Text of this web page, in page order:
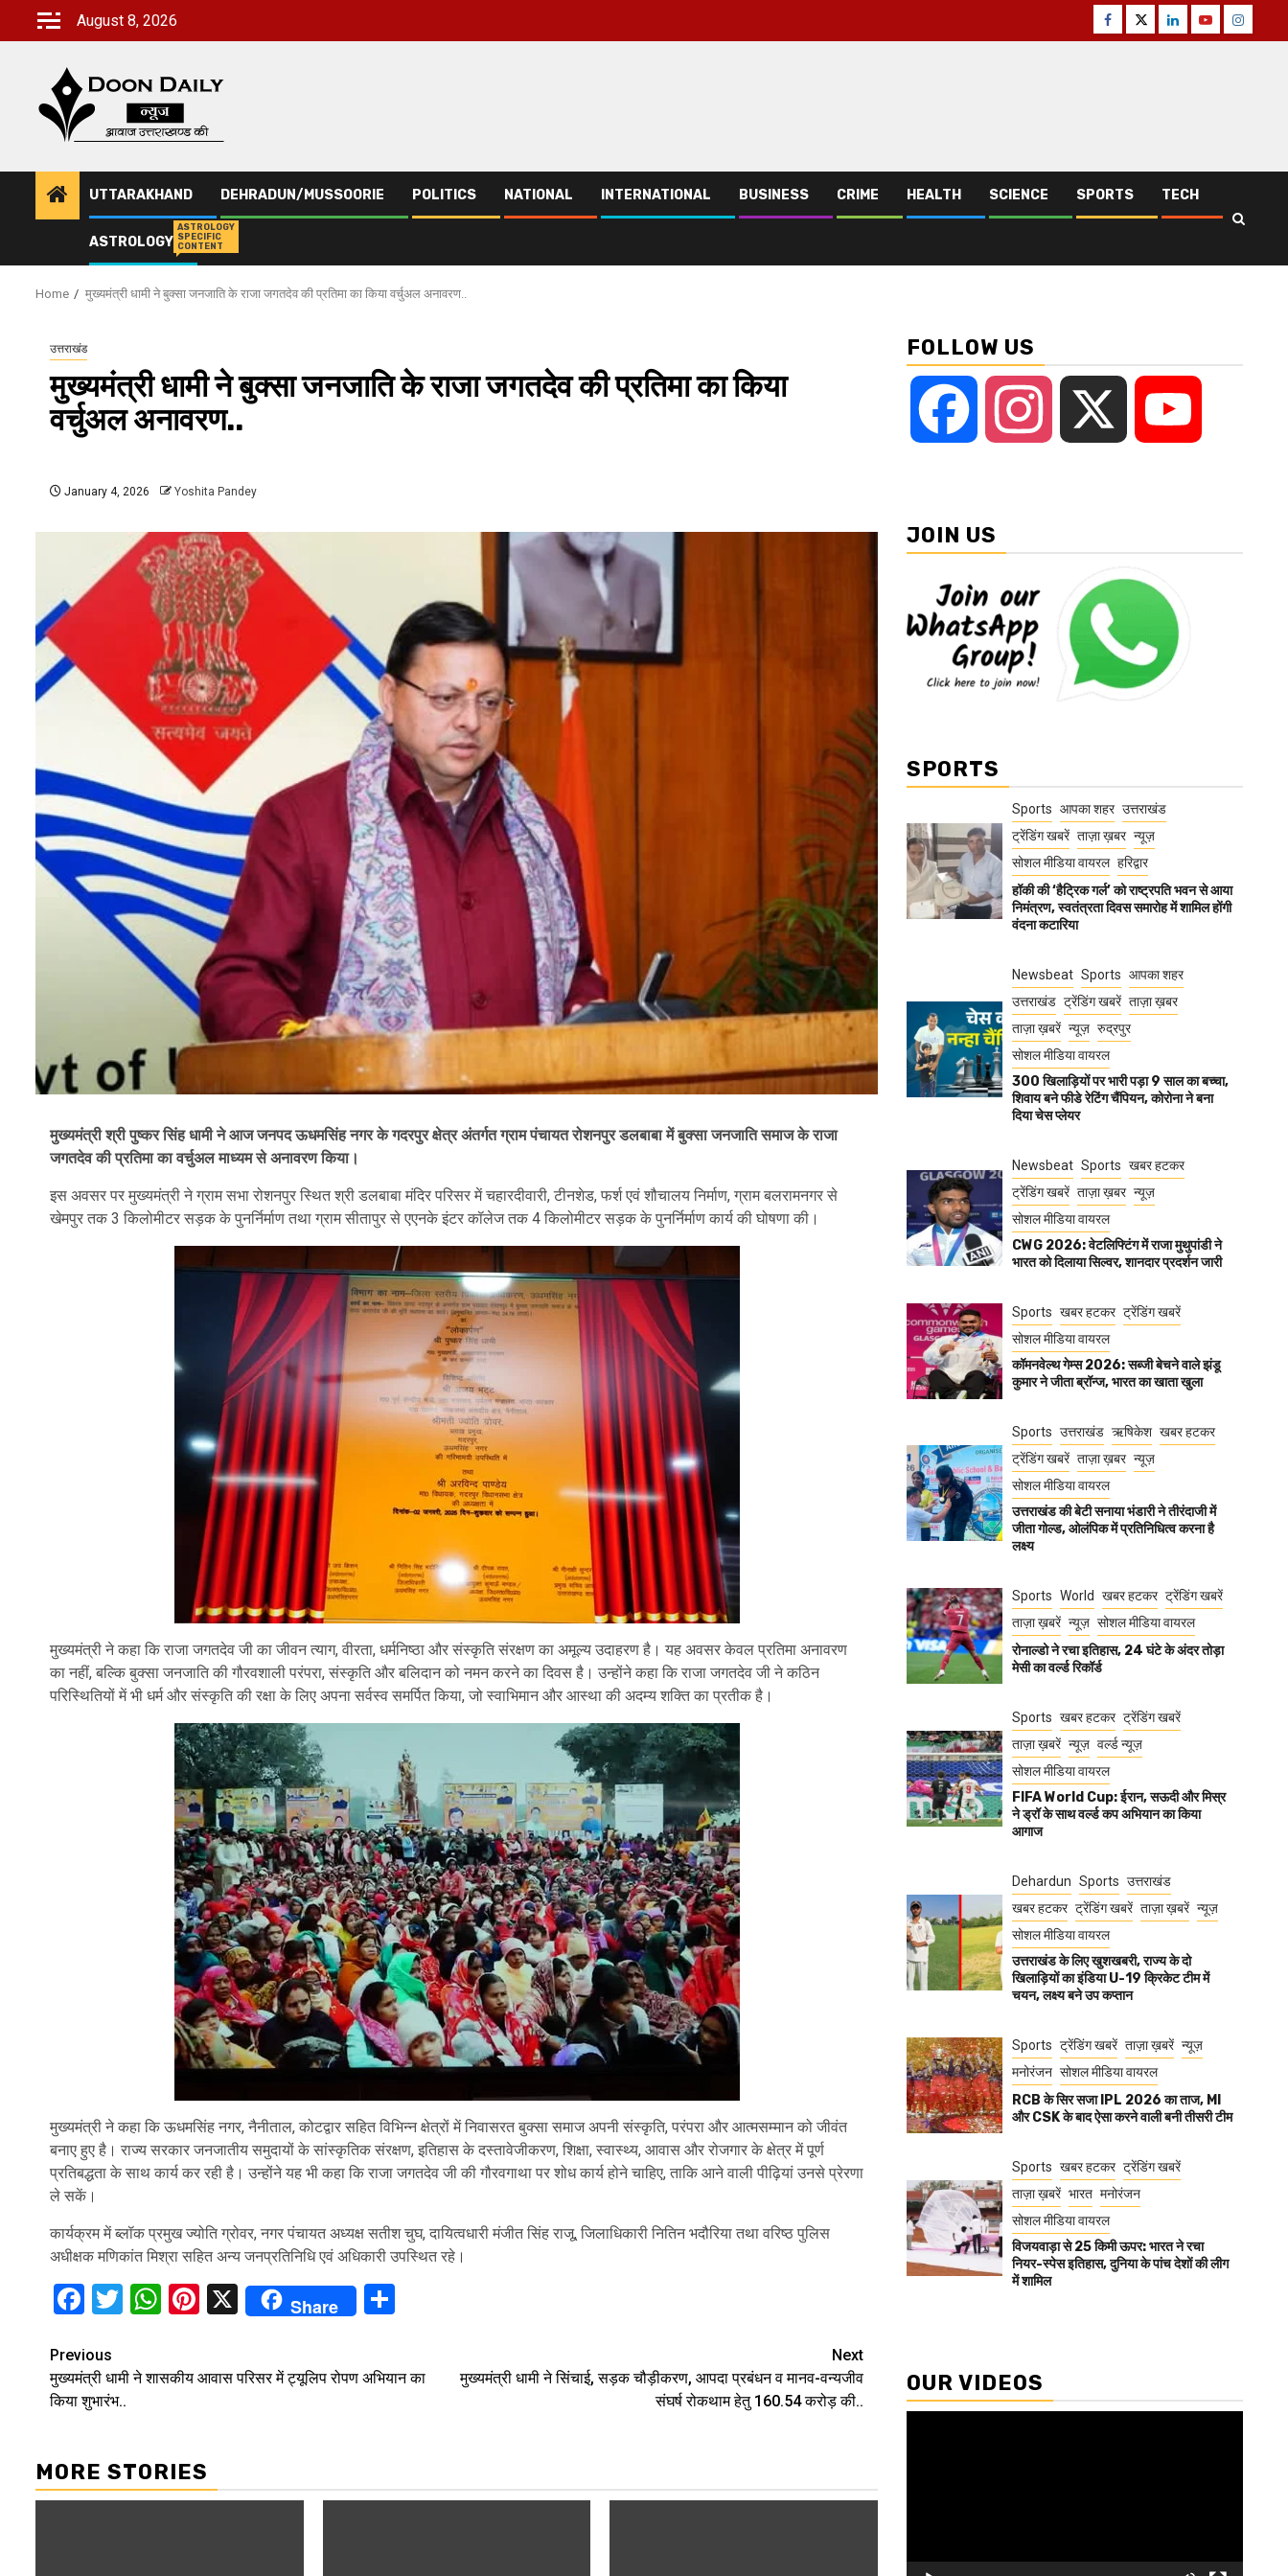
August 8, 2026 Facebook
TwitterLinkedinYoutube
UTTARAKHAND DEHRADUN/MUSSOORIE POLITICS NATIONAL INTERNATIONAL BUSINESS CRIME HEALTH SCIENCE SPORTS TECH
ASTROLOGY
ASTROLOGY
SPECIFIC
CONTENT
Home मुख्यमंत्री धामी ने बुक्सा जनजाति के राजा जगतदेव की प्रतिमा का किया वर्चुअल अनावरण..
उत्तराखंड
मुख्यमंत्री धामी ने बुक्सा जनजाति के राजा जगतदेव की प्रतिमा का किया
वर्चुअल अनावरण..
January 4, 2026 Yoshita Pandey
मुख्यमंत्री श्री पुष्कर सिंह धामी ने आज जनपद ऊधमसिंह नगर के गदरपुर क्षेत्र अंतर्गत ग्राम पंचायत रोशनपुर डलबाबा में बुक्सा जनजाति समाज के राजा
जगतदेव की प्रतिमा का वर्चुअल माध्यम से अनावरण किया।
इस अवसर पर मुख्यमंत्री ने ग्राम सभा रोशनपुर स्थित श्री डलबाबा मंदिर परिसर में चहारदीवारी, टीनशेड, फर्श एवं शौचालय निर्माण, ग्राम बलरामनगर से
खेमपुर तक 3 किलोमीटर सड़क के पुनर्निर्माण तथा ग्राम सीतापुर से एएनके इंटर कॉलेज तक 4 किलोमीटर सड़क के पुनर्निर्माण कार्य की घोषणा की।
मुख्यमंत्री ने कहा कि राजा जगतदेव जी का जीवन त्याग, वीरता, धर्मनिष्ठा और संस्कृति संरक्षण का अमूल्य उदाहरण है। यह अवसर केवल प्रतिमा अनावरण
का नहीं, बल्कि बुक्सा जनजाति की गौरवशाली परंपरा, संस्कृति और बलिदान को नमन करने का दिवस है। उन्होंने कहा कि राजा जगतदेव जी ने कठिन
परिस्थितियों में भी धर्म और संस्कृति की रक्षा के लिए अपना सर्वस्व समर्पित किया, जो स्वाभिमान और आस्था की अदम्य शक्ति का प्रतीक है।
मुख्यमंत्री ने कहा कि ऊधमसिंह नगर, नैनीताल, कोटद्वार सहित विभिन्न क्षेत्रों में निवासरत बुक्सा समाज अपनी संस्कृति, परंपरा और आत्मसम्मान को जीवंत
बनाए हुए है। राज्य सरकार जनजातीय समुदायों के सांस्कृतिक संरक्षण, इतिहास के दस्तावेजीकरण, शिक्षा, स्वास्थ्य, आवास और रोजगार के क्षेत्र में पूर्ण
प्रतिबद्धता के साथ कार्य कर रही है। उन्होंने यह भी कहा कि राजा जगतदेव जी की गौरवगाथा पर शोध कार्य होने चाहिए, ताकि आने वाली पीढ़ियां उनसे प्रेरणा
ले सकें।
कार्यक्रम में ब्लॉक प्रमुख ज्योति ग्रोवर, नगर पंचायत अध्यक्ष सतीश चुघ, दायित्वधारी मंजीत सिंह राजू, जिलाधिकारी नितिन भदौरिया तथा वरिष्ठ पुलिस
अधीक्षक मणिकांत मिश्रा सहित अन्य जनप्रतिनिधि एवं अधिकारी उपस्थित रहे।
Facebook
Twitter
WhatsApp
Pinterest
X Share
Continue
Reading
Previous
मुख्यमंत्री धामी ने शासकीय आवास परिसर में ट्यूलिप रोपण अभियान का
किया शुभारंभ..
Next
मुख्यमंत्री धामी ने सिंचाई, सड़क चौड़ीकरण, आपदा प्रबंधन व मानव-वन्यजीव
संघर्ष रोकथाम हेतु ₹160.54 करोड़ की..
MORE STORIES
FOLLOW US
Facebook Instagram
JOIN US
SPORTS
Sports आपका शहर उत्तराखंड
ट्रेंडिंग खबरें ताज़ा ख़बर न्यूज़
सोशल मीडिया वायरल हरिद्वार
हॉकी की ‘हैट्रिक गर्ल’ को राष्ट्रपति भवन से आया
निमंत्रण, स्वतंत्रता दिवस समारोह में शामिल होंगी
वंदना कटारिया
Newsbeat Sports आपका शहर
उत्तराखंड ट्रेंडिंग खबरें ताज़ा ख़बर
ताज़ा ख़बरें न्यूज़ रुद्रपुर
सोशल मीडिया वायरल
300 खिलाड़ियों पर भारी पड़ा 9 साल का बच्चा,
शिवाय बने फीडे रेटिंग चैंपियन, कोरोना ने बना
दिया चेस प्लेयर
Newsbeat Sports खबर हटकर
ट्रेंडिंग खबरें ताज़ा ख़बर न्यूज़
सोशल मीडिया वायरल
CWG 2026: वेटलिफ्टिंग में राजा मुथुपांडी ने
भारत को दिलाया सिल्वर, शानदार प्रदर्शन जारी
Sports खबर हटकर ट्रेंडिंग खबरें
सोशल मीडिया वायरल
कॉमनवेल्थ गेम्स 2026: सब्जी बेचने वाले झंडू
कुमार ने जीता ब्रॉन्ज, भारत का खाता खुला
Sports उत्तराखंड ऋषिकेश खबर हटकर
ट्रेंडिंग खबरें ताज़ा ख़बर न्यूज़
सोशल मीडिया वायरल
उत्तराखंड की बेटी सनाया भंडारी ने तीरंदाजी में
जीता गोल्ड, ओलंपिक में प्रतिनिधित्व करना है
लक्ष्य
Sports World खबर हटकर ट्रेंडिंग खबरें
ताज़ा ख़बरें न्यूज़ सोशल मीडिया वायरल
रोनाल्डो ने रचा इतिहास, 24 घंटे के अंदर तोड़ा
मेसी का वर्ल्ड रिकॉर्ड
Sports खबर हटकर ट्रेंडिंग खबरें
ताज़ा ख़बरें न्यूज़ वर्ल्ड न्यूज़
सोशल मीडिया वायरल
FIFA World Cup: ईरान, सऊदी और मिस्र
ने ड्रॉ के साथ वर्ल्ड कप अभियान का किया
आगाज
Dehardun Sports उत्तराखंड
खबर हटकर ट्रेंडिंग खबरें ताज़ा ख़बरें न्यूज़
सोशल मीडिया वायरल
उत्तराखंड के लिए खुशखबरी, राज्य के दो
खिलाड़ियों का इंडिया U-19 क्रिकेट टीम में
चयन, लक्ष्य बने उप कप्तान
Sports ट्रेंडिंग खबरें ताज़ा ख़बरें न्यूज़
मनोरंजन सोशल मीडिया वायरल
RCB के सिर सजा IPL 2026 का ताज, MI
और CSK के बाद ऐसा करने वाली बनी तीसरी टीम
Sports खबर हटकर ट्रेंडिंग खबरें
ताज़ा ख़बरें भारत मनोरंजन
सोशल मीडिया वायरल
विजयवाड़ा से 25 किमी ऊपर: भारत ने रचा
नियर-स्पेस इतिहास, दुनिया के पांच देशों की लीग
में शामिल
OUR VIDEOS